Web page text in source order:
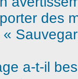
des
a-t-il